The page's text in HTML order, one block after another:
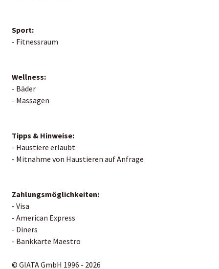
Sport:
- Fitnessraum
Wellness:
- Bäder
- Massagen
Tipps & Hinweise:
- Haustiere erlaubt
- Mitnahme von Haustieren auf Anfrage
Zahlungsmöglichkeiten:
- Visa
- American Express
- Diners
- Bankkarte Maestro
© GIATA GmbH 1996 - 2026